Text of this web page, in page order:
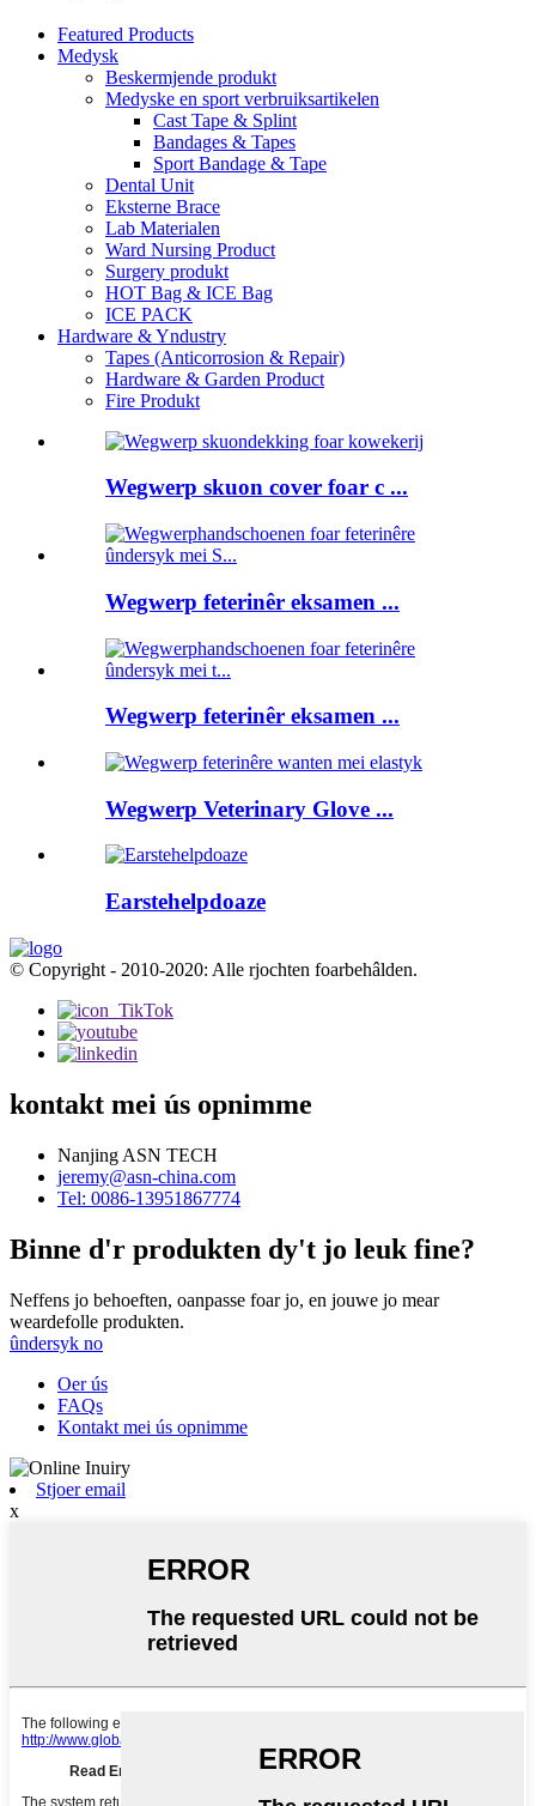
Featured Products
Medysk
Beskermjende produkt
Medyske en sport verbruiksartikelen
Cast Tape & Splint
Bandages & Tapes
Sport Bandage & Tape
Dental Unit
Eksterne Brace
Lab Materialen
Ward Nursing Product
Surgery produkt
HOT Bag & ICE Bag
ICE PACK
Hardware & Yndustry
Tapes (Anticorrosion & Repair)
Hardware & Garden Product
Fire Produkt
Wegwerp skuon cover foar c ...
Wegwerp feterinêr eksamen ...
Wegwerp feterinêr eksamen ...
Wegwerp Veterinary Glove ...
Earstehelpdoaze
© Copyright - 2010-2020: Alle rjochten foarbehâlden.
kontakt mei ús opnimme
Nanjing ASN TECH
jeremy@asn-china.com
Tel: 0086-13951867774
Binne d'r produkten dy't jo leuk fine?
Neffens jo behoeften, oanpasse foar jo, en jouwe jo mear
weardefolle produkten.
ûndersyk no
Oer ús
FAQs
Kontakt mei ús opnimme
Stjoer email
x